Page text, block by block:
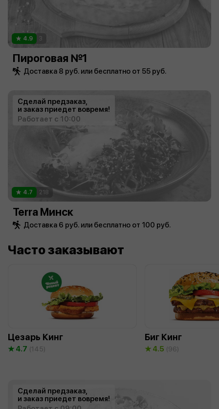
4.9 3
Пироговая №1
Доставка 8 руб. или бесплатно от 55 руб.
Сделай предзаказ,
и заказ приедет вовремя!
Работает с 10:00
4.7 218
Terra Минск
Доставка 6 руб. или бесплатно от 100 руб.
Часто заказывают
Цезарь Кинг
4.7 (145)
Биг Кинг
4.5 (96)
Сделай предзаказ,
и заказ приедет вовремя!